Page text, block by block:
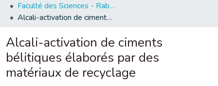
Faculté des Sciences - Rabat
Alcali-activation de ciments bélitiques élaborés par des matériaux de recyclage
Alcali-activation de ciments
bélitiques élaborés par des
matériaux de recyclage